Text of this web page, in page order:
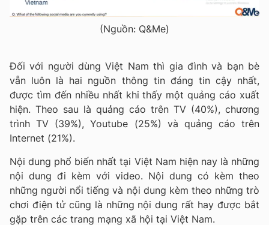
(Nguồn: Q&Me)
Đối với người dùng Việt Nam thì gia đình và bạn bè
vẫn luôn là hai nguồn thông tin đáng tin cậy nhất,
được tìm đến nhiều nhất khi thấy một quảng cáo xuất
hiện. Theo sau là quảng cáo trên TV (40%), chương
trình TV (39%), Youtube (25%) và quảng cáo trên
Internet (21%).
Nội dung phổ biến nhất tại Việt Nam hiện nay là những
nội dung đi kèm với video. Nội dung có kèm theo
những người nổi tiếng và nội dung kèm theo những trò
chơi điện tử cũng là những nội dung rất hay được bắt
gặp trên các trang mạng xã hội tại Việt Nam.